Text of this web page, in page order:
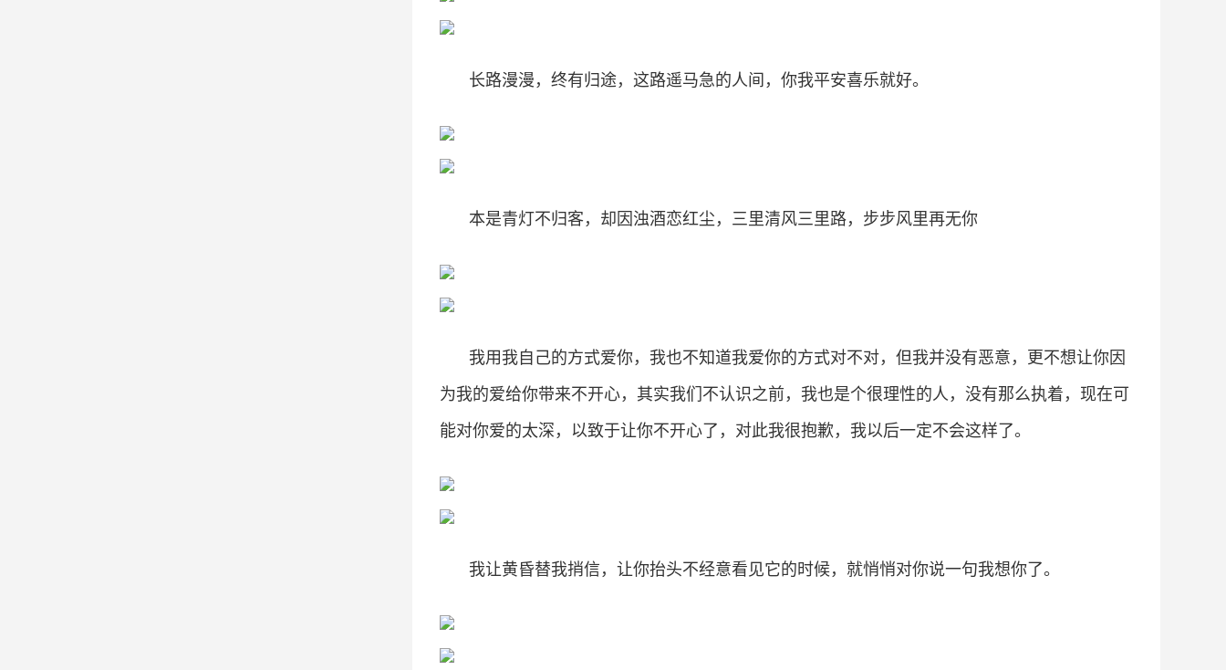
长路漫漫，终有归途，这路遥马急的人间，你我平安喜乐就好。
本是青灯不归客，却因浊酒恋红尘，三里清风三里路，步步风里再无你
我用我自己的方式爱你，我也不知道我爱你的方式对不对，但我并没有恶意，更不想让你因
为我的爱给你带来不开心，其实我们不认识之前，我也是个很理性的人，没有那么执着，现在可
能对你爱的太深，以致于让你不开心了，对此我很抱歉，我以后一定不会这样了。
我让黄昏替我捎信，让你抬头不经意看见它的时候，就悄悄对你说一句我想你了。